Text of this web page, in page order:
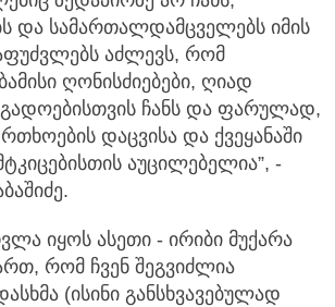
და სამართალდამცველებს იმის
აძლევს, რომ
ღონისძიებები, ღიად
ჩანს და ფარულად,
დაცვისა და ქვეყანაში
აუცილებელია”, -
იყოს ასეთი - ირიბი მუქარა
რომ ჩვენ შეგვიძლია
(ისინი განსხვავებულად